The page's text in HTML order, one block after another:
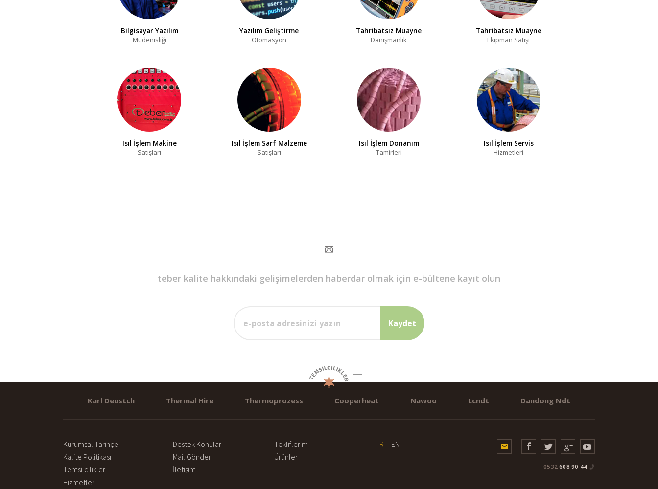
Bilgisayar Yazılım
Müdenisliği
Yazılım Geliştirme
Otomasyon
Tahribatsız Muayne
Danışmanlık
Tahribatsız Muayne
Ekipman Satışı
Isıl İşlem Makine
Satışları
Isıl İşlem Sarf Malzeme
Satışları
Isıl İşlem Donanım
Tamirleri
Isıl İşlem Servis
Hizmetleri
teber kalite hakkındaki gelişimelerden haberdar olmak için e-bültene kayıt olun
Karl Deustch Thermal Hire Thermoprozess Cooperheat Nawoo Lcndt Dandong Ndt
Kurumsal Tarihçe
Kalite Politikası
Temsilcilikler
Hizmetler
Destek Konuları
Mail Gönder
İletişim
Tekliflerim
Ürünler
TR EN
0532608 90 44